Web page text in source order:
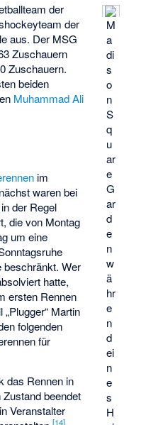
M
a
di
s
o
n
S
q
u
ar
e
G
ar
d
e
n
w
ä
hr
e
n
d
ei
n
e
s
H
der
der
aus. Der MSG
Zuschauern
Zuschauern.
beiden
Muhammad Ali
im
waren bei
der Regel
die von Montag
um eine
beschränkt. Wer
hatte,
ersten Rennen
„Plugger“ Martin
folgenden
für
das Rennen in
beendet
Veranstalter
[14]